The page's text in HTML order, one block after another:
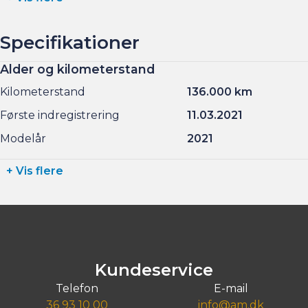
Specifikationer
Alder og kilometerstand
Kilometerstand
136.000 km
Første indregistrering
11.03.2021
Modelår
2021
+ Vis flere
Kundeservice
Telefon
36 93 10 00
E-mail
info@am.dk